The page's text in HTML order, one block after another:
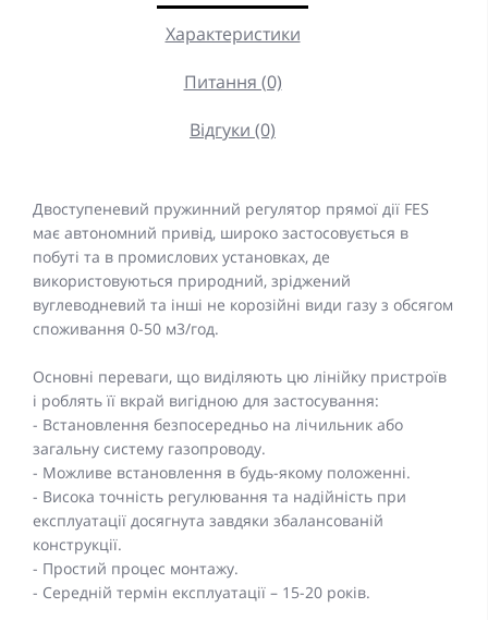
Характеристики
Питання (0)
Відгуки (0)
Двоступеневий пружинний регулятор прямої дії FES
має автономний привід, широко застосовується в
побуті та в промислових установках, де
використовуються природний, зріджений
вуглеводневий та інші не корозійні види газу з обсягом
споживання 0-50 м3/год.
Основні переваги, що виділяють цю лінійку пристроїв
і роблять її вкрай вигідною для застосування:
- Встановлення безпосередньо на лічильник або
загальну систему газопроводу.
- Можливе встановлення в будь-якому положенні.
- Висока точність регулювання та надійність при
експлуатації досягнута завдяки збалансованій
конструкції.
- Простий процес монтажу.
- Середній термін експлуатації – 15-20 років.